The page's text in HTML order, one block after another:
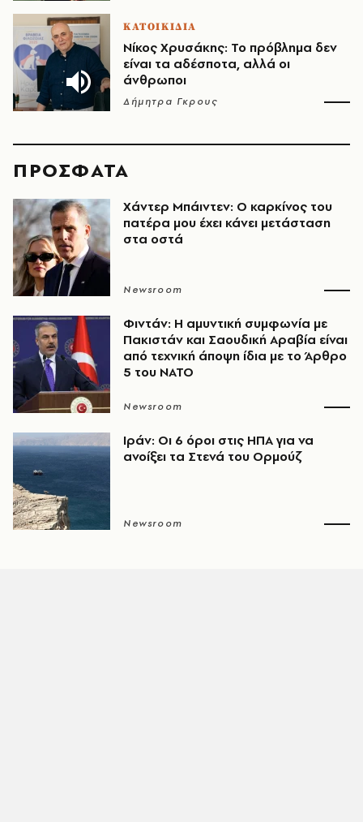
ΚΑΤΟΙΚΙΔΙΑ
Νίκος Χρυσάκης: Το πρόβλημα δεν
είναι τα αδέσποτα, αλλά οι
άνθρωποι
Δήμητρα Γκρους
ΠΡΟΣΦΑΤΑ
Χάντερ Μπάιντεν: Ο καρκίνος του
πατέρα μου έχει κάνει μετάσταση
στα οστά
Newsroom
Φιντάν: Η αμυντική συμφωνία με
Πακιστάν και Σαουδική Αραβία είναι
από τεχνική άποψη ίδια με τo Άρθρο
5 του ΝΑΤΟ
Newsroom
Ιράν: Οι 6 όροι στις ΗΠΑ για να
ανοίξει τα Στενά του Ορμούζ
Newsroom